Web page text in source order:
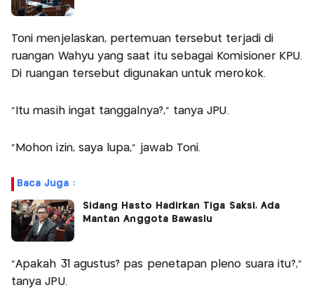
Toni menjelaskan, pertemuan tersebut terjadi di
ruangan Wahyu yang saat itu sebagai Komisioner KPU.
Di ruangan tersebut digunakan untuk merokok.
"Itu masih ingat tanggalnya?," tanya JPU.
"Mohon izin, saya lupa," jawab Toni.
Baca Juga :
Sidang Hasto Hadirkan Tiga Saksi, Ada
Mantan Anggota Bawaslu
"Apakah 31 agustus? pas penetapan pleno suara itu?,"
tanya JPU.